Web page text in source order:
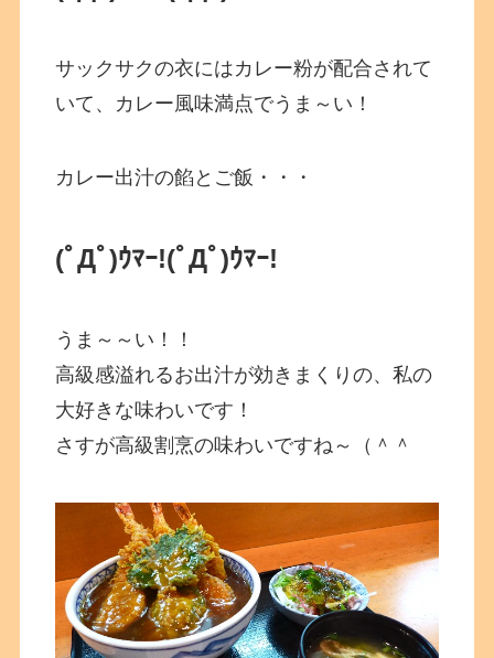
サックサクの衣にはカレー粉が配合されて
いて、カレー風味満点でうま～い！
カレー出汁の餡とご飯・・・
(ﾟДﾟ)ｳﾏｰ!(ﾟДﾟ)ｳﾏｰ!
うま～～い！！
高級感溢れるお出汁が効きまくりの、私の
大好きな味わいです！
さすが高級割烹の味わいですね～（＾＾